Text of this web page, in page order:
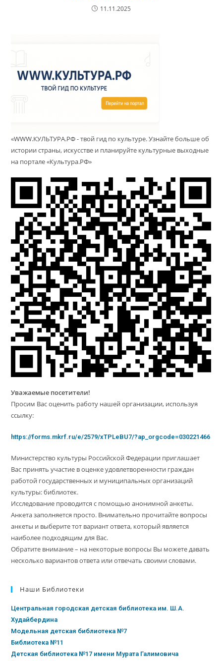
11.11.2025
«WWW.КУЛЬТУРА.РФ - твой гид по культуре. Узнайте больше об
истории страны, искусстве и планируйте культурные выходные
на портале «Культура.РФ»
Уважаемые посетители!
Просим Вас оценить работу нашей организации, используя
ссылку:
https://forms.mkrf.ru/e/2579/xTPLeBU7/?ap_orgcode=030221466
Министерство культуры Российской Федерации приглашает
Вас принять участие в оценке удовлетворенности граждан
работой государственных и муниципальных организаций
культуры: библиотек.
Исследование проводится с помощью анонимной анкеты.
Анкета заполняется просто. Внимательно прочитайте вопросы
анкеты и выберите тот вариант ответа, который является
наиболее подходящим для Вас.
Обратите внимание – на некоторые вопросы Вы можете давать
несколько вариантов ответа или отвечать своими словами.
Наши Библиотеки
Центральная городская детская библиотека им. Ш.А.
Худайбердина
Модельная детская библиотека №7
Библиотека №11
Детская библиотека №17 имени Мурата Галимовича